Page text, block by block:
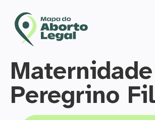
Maternidade
Peregrino